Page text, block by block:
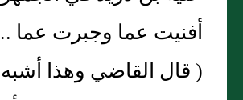
أفنيت عما وجبرت عما
( قال القاضي وهذا